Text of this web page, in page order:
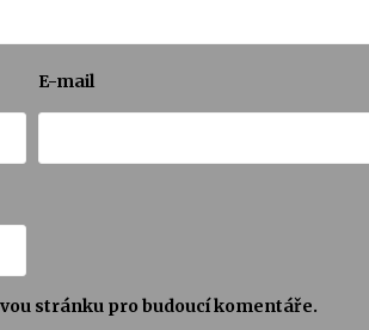
E-mail
stránku pro budoucí komentáře.